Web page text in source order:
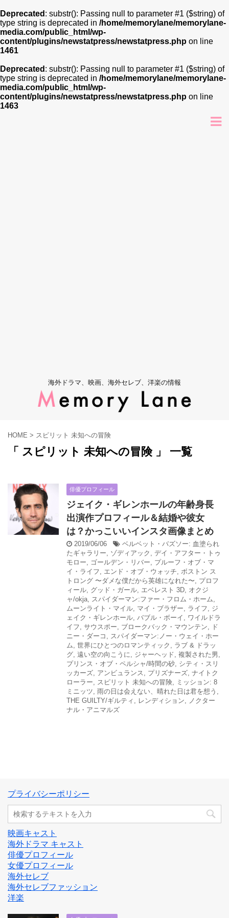
Deprecated : substr(): Passing null to parameter #1 ($string) of
type string is deprecated in /home/memorylane/memorylane-
media.com/public_html/wp-
content/plugins/newstatpress/newstatpress.php on line
1461
Deprecated : substr(): Passing null to parameter #1 ($string) of
type string is deprecated in /home/memorylane/memorylane-
media.com/public_html/wp-
content/plugins/newstatpress/newstatpress.php on line
1463
海外ドラマ、映画、海外セレブ、洋楽の情報
HOME > スピリット 未知への冒険
「 スピリット 未知への冒険 」 一覧
俳優プロフィール
ジェイク・ギレンホールの年齢身長
出演作プロフィール＆結婚や彼女
は？かっこいいインスタ画像まとめ
2019/06/06
ベルベット・バズソー: 血塗られ
たギャラリー
ゾディアック
デイ・アフター・トゥ
モロー
ゴールデン・リバー
プルーフ・オブ・マ
イ・ライフ
エンド・オブ・ウォッチ
ボストン ス
トロング 〜ダメな僕だから英雄になれた〜
プロフ
ィール グッド・ガール エベレスト 3D オクジ
ャ/okja
スパイダーマン:ファー・フロム・ホーム
ムーンライト・マイル マイ・ブラザー ライフ
ジ
ェイク・ギレンホール バブル・ボーイ
ワイルドラ
イフ サウスポー ブロークバック・マウンテン
ド
ニー・ダーコ
スパイダーマン:ノー・ウェイ・ホー
ム
世界にひとつのロマンティック
ラブ & ドラッ
グ 遠い空の向こうに ジャーヘッド 複製された男
プリンス・オブ・ペルシャ/時間の砂 シティ・スリ
ッカーズ アンビュランス プリズナーズ ナイトク
ローラー
スピリット 未知への冒険
ミッション: 8
ミニッツ 雨の日は会えない、晴れた日は君を想う
THE GUILTY/ギルティ
レンディション
ノクター
ナル・アニマルズ
プライバシーポリシー
映画キャスト
海外ドラマ キャスト
俳優プロフィール
女優プロフィール
海外セレブ
海外セレブファッション
洋楽